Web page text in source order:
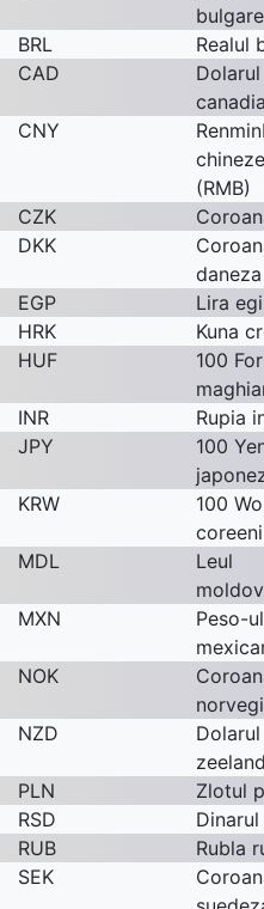
BRL Realul
CAD
Dolarul
CNY
(RMB)
CZK
DKK
daneza
EGP Lira
HRK
Kuna
HUF
100
INR Rupia
JPY
100
KRW
100
coreeni
MDL
Leul
MXN
Peso-ul
NOK
NZD
PLN Zlotul
RSD
RUB
Rubla
SEK